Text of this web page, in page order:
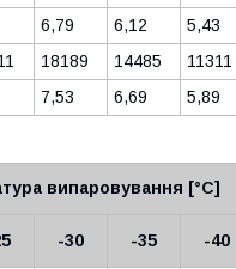
6,79 6,12 5,43
18189 14485 11311
7,53 6,69 5,89
випаровування [°C]
-30 -35 -40